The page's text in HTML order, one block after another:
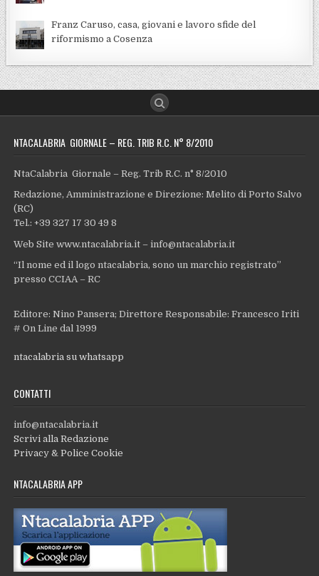
Franz Caruso, casa, giovani e lavoro sfide del
riformismo a Cosenza
NTACALABRIA GIORNALE – REG. TRIB R.C. N° 8/2010
NtaCalabria Giornale – Reg. Trib R.C. n° 8/2010
Redazione, Amministrazione e Direzione: Melito di Porto Salvo
(RC)
Tel.: +39 327 17 30 49 8
Web Site www.ntacalabria.it – info@ntacalabria.it
“Il nome ed il logo ntacalabria, sono un marchio registrato”
presso CCIAA – RC
Editore: Nino Pansera; Direttore Responsabile: Francesco Iriti
# On Line dal 1999
ntacalabria su whatsapp
CONTATTI
info@ntacalabria.it
Scrivi alla Redazione
Privacy & Police Cookie
NTACALABRIA APP